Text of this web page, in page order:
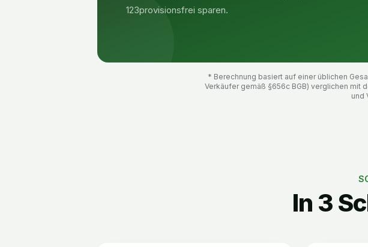
123provisionsfrei sparen.
* Berechnung basiert auf einer üblichen
Verkäufer gemäß §656c BGB) verglichen mit
und
In 3